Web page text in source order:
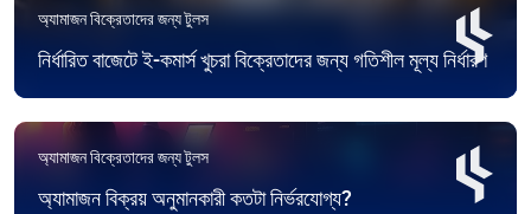
অ্যামাজন বিক্রেতাদের জন্য টুলস
নির্ধারিত বাজেটে ই-কমার্স খুচরা বিক্রেতাদের জন্য গতিশীল মূল্য নির্ধারণ
অ্যামাজন বিক্রেতাদের জন্য টুলস
অ্যামাজন বিক্রয় অনুমানকারী কতটা নির্ভরযোগ্য?